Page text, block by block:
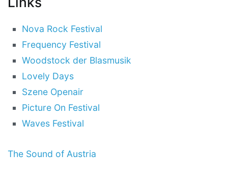
Nova Rock Festival
Frequency Festival
Woodstock der Blasmusik
Lovely Days
Szene Openair
Picture On Festival
Waves Festival
The Sound of Austria